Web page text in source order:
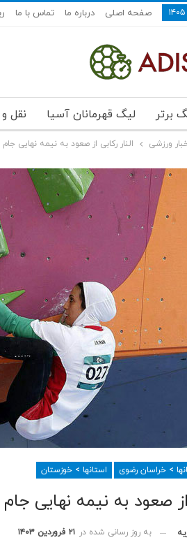
صفحه اصلی درباره ما تماس با ما
برتر لیگ قهرمانان آسیا نقل
ورزشی النار رکابی از صعود به نیمه نهایی
> خراسان رضوی استانها > خوزستان
از صعود به نیمه نهایی
به روز رسانی شده در ۲۱ فروردین ۱۴۰۳